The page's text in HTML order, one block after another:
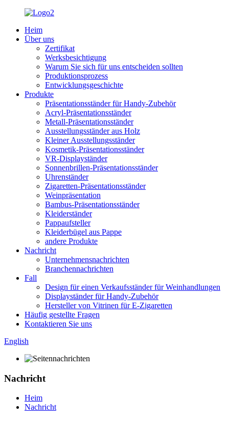
Heim
Über uns
Zertifikat
Werksbesichtigung
Warum Sie sich für uns entscheiden sollten
Produktionsprozess
Entwicklungsgeschichte
Produkte
Präsentationsständer für Handy-Zubehör
Acryl-Präsentationsständer
Metall-Präsentationsständer
Ausstellungsständer aus Holz
Kleiner Ausstellungsständer
Kosmetik-Präsentationsständer
VR-Displayständer
Sonnenbrillen-Präsentationsständer
Uhrenständer
Zigaretten-Präsentationsständer
Weinpräsentation
Bambus-Präsentationsständer
Kleiderständer
Pappaufsteller
Kleiderbügel aus Pappe
andere Produkte
Nachricht
Unternehmensnachrichten
Branchennachrichten
Fall
Design für einen Verkaufsständer für Weinhandlungen
Displayständer für Handy-Zubehör
Hersteller von Vitrinen für E-Zigaretten
Häufig gestellte Fragen
Kontaktieren Sie uns
English
Nachricht
Heim
Nachricht